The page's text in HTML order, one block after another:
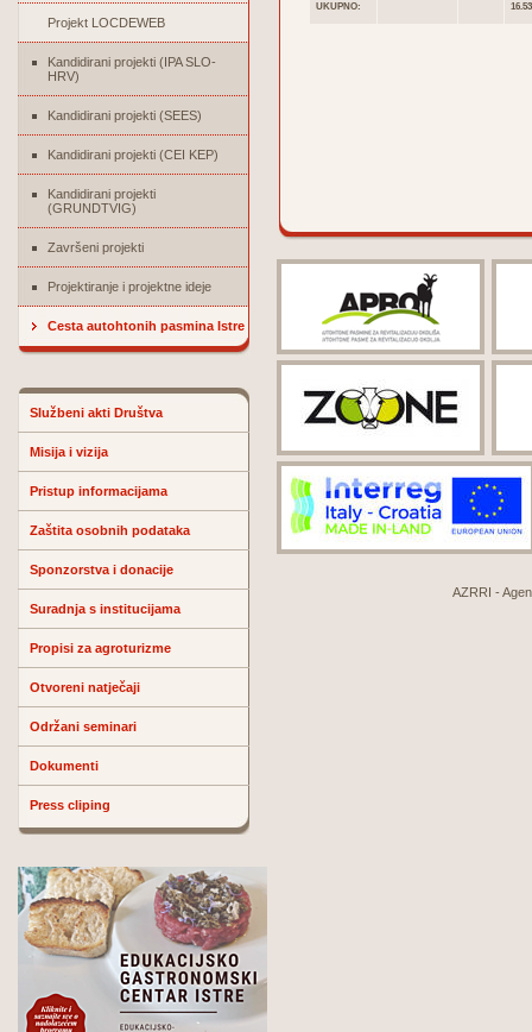
Projekt LOCDEWEB
Kandidirani projekti (IPA SLO-
HRV)
Kandidirani projekti (SEES)
Kandidirani projekti (CEI KEP)
Kandidirani projekti
(GRUNDTVIG)
Završeni projekti
Projektiranje i projektne ideje
Cesta autohtonih pasmina Istre
Službeni akti Društva
Misija i vizija
Pristup informacijama
Zaštita osobnih podataka
Sponzorstva i donacije
Suradnja s institucijama
Propisi za agroturizme
Otvoreni natječaji
Održani seminari
Dokumenti
Press cliping
UKUPNO:
AZRRI -